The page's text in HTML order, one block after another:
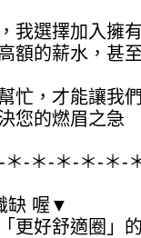
我選擇加入擁
額的薪水，甚
忙，才能讓我
您的燃眉之急
-＊-＊-＊-＊-
缺 喔▼
更好舒適圈」